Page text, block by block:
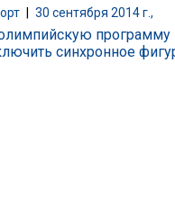
30 сентября 2014 г.,
программу
синхронное